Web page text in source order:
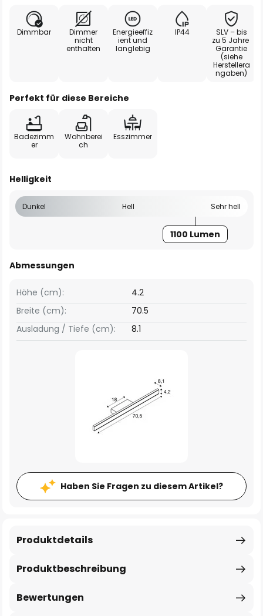
Dimmbar
Dimmer
nicht
enthalten
Energieeffiz
ient und
langlebig
IP44
SLV – bis
zu 5 Jahre
Garantie
(siehe
Herstellera
ngaben)
Perfekt für diese Bereiche
Badezimm
er
Wohnberei
ch
Esszimmer
Helligkeit
Dunkel Hell Sehr hell
1100 Lumen
Abmessungen
Breite (cm): 70.5
Höhe (cm): 4.2
Ausladung / Tiefe (cm): 8.1
Haben Sie Fragen zu diesem Artikel?
Produktbeschreibung
Produktdetails
Bewertungen